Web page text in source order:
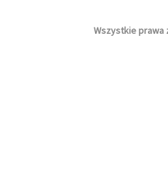
Wszystkie prawa